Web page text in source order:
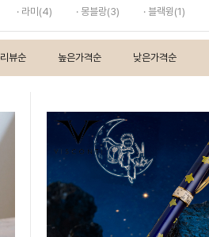
· 라미(4) · 몽블랑(3) · 블랙윙(1)
리뷰순 높은가격순 낮은가격순